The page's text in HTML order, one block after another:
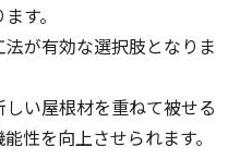
す。
が有効な選択肢となりま
い屋根材を重ねて被せる
性を向上させられます。